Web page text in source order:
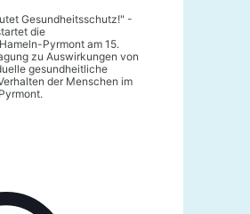
Gesundheitsschutz!" -
die
Pyrmont am 15.
zu Auswirkungen von
gesundheitliche
der Menschen im